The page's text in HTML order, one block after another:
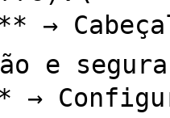
→
e
→